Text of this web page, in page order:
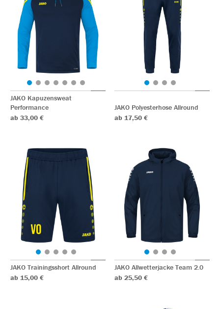
JAKO Kapuzensweat
Performance
ab 33,00 €
JAKO Polyesterhose Allround
ab 17,50 €
JAKO Trainingsshort Allround
ab 15,00 €
JAKO Allwetterjacke Team 2.0
ab 25,50 €